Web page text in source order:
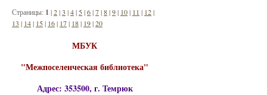
Страницы: 1 |2|3 |4| 5|6|7|8|9| 10| 11 | 12|
13 | 14| 15| 16| 17| 18| 19|20
МБУК
"Межпоселенческая библиотека"
Адрес: 353500, г. Темрюк